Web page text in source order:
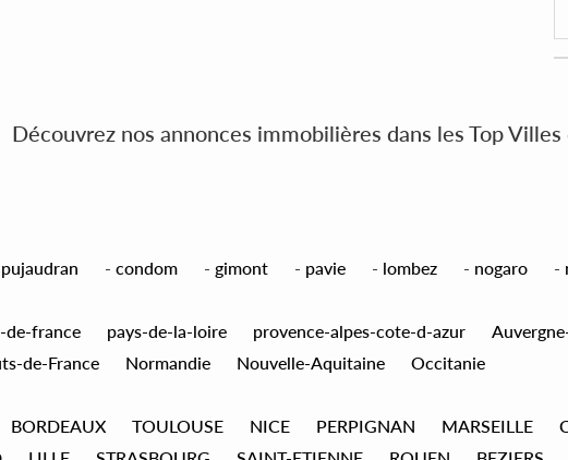
Découvrez nos annonces immobilières dans les Top Villes
pujaudran - condom - gimont - pavie - lombez - nogaro -
de-france pays-de-la-loire provence-alpes-cote-d-azur
de-France Normandie Nouvelle-Aquitaine
Occitanie
BORDEAUX TOULOUSE NICE PERPIGNAN MARSEILLE